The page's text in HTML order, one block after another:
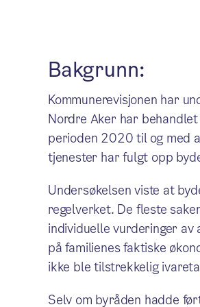
Bakgrunn:
Kommunerevisjonen har
Nordre Aker har
perioden 2020 til og med
tjenester har fulgt opp
Undersøkelsen viste at
regelverket. De fleste
individuelle vurderinger av
på familienes faktiske
ikke ble tilstrekkelig
Selv om byråden hadde